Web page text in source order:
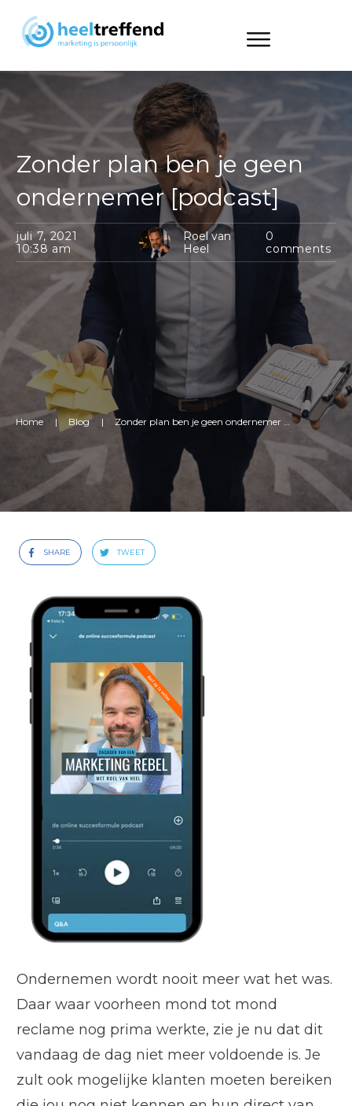
Zonder plan ben je geen
ondernemer [podcast]
juli 7, 2021
10:38 am
Roel van
Heel
0
comments
Home | Blog |
SHARE TWEET
Ondernemen wordt nooit meer wat het was.
Daar waar voorheen mond tot mond
reclame nog prima werkte, zie je nu dat dit
vandaag de dag niet meer voldoende is. Je
zult ook mogelijke klanten moeten bereiken